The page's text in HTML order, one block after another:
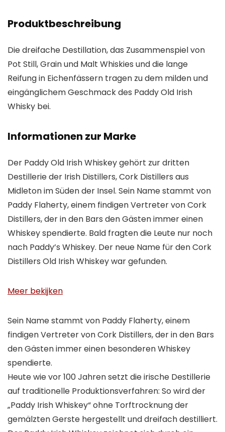
Produktbeschreibung
Die dreifache Destillation, das Zusammenspiel von
Pot Still, Grain und Malt Whiskies und die lange
Reifung in Eichenfässern tragen zu dem milden und
eingänglichem Geschmack des Paddy Old Irish
Whisky bei.
Informationen zur Marke
Der Paddy Old Irish Whiskey gehört zur dritten
Destillerie der Irish Distillers, Cork Distillers aus
Midleton im Süden der Insel. Sein Name stammt von
Paddy Flaherty, einem findigen Vertreter von Cork
Distillers, der in den Bars den Gästen immer einen
Whiskey spendierte. Bald fragten die Leute nur noch
nach Paddy’s Whiskey. Der neue Name für den Cork
Distillers Old Irish Whiskey war gefunden.
Meer bekijken
Sein Name stammt von Paddy Flaherty, einem
findigen Vertreter von Cork Distillers, der in den Bars
den Gästen immer einen besonderen Whiskey
spendierte.
Heute wie vor 100 Jahren setzt die irische Destillerie
auf traditionelle Produktionsverfahren: So wird der
„Paddy Irish Whiskey“ ohne Torftrocknung der
gemälzten Gerste hergestellt und dreifach destilliert.